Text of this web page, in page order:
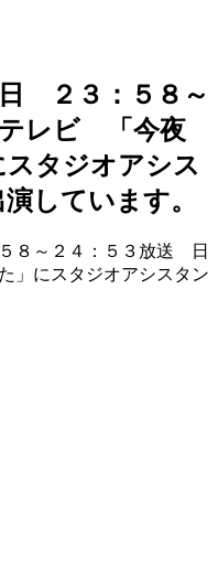
２３：５８～
レビ 「今夜
タジオアシス
しています。
～２４：５３放送 日
」にスタジオアシスタン